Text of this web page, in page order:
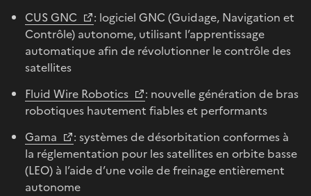
CUS GNC
: logiciel GNC (Guidage, Navigation et
Contrôle) autonome, utilisant l’apprentissage
automatique afin de révolutionner le contrôle des
satellites
Fluid Wire Robotics
: nouvelle génération de bras
robotiques hautement fiables et performants
Gama
: systèmes de désorbitation conformes à
la réglementation pour les satellites en orbite basse
(LEO) à l’aide d’une voile de freinage entièrement
autonome